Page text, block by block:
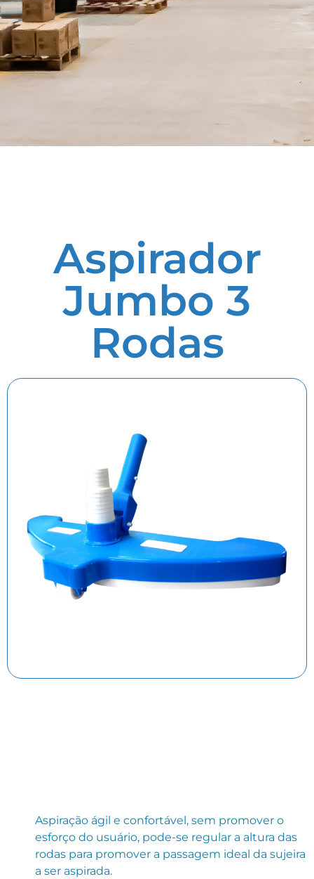
Aspirador
Jumbo 3
Rodas
Aspiração ágil e confortável, sem promover o
esforço do usuário, pode-se regular a altura das
rodas para promover a passagem ideal da sujeira
a ser aspirada.